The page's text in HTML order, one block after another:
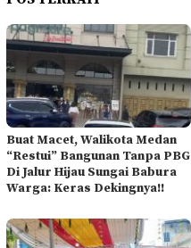
Buat Macet, Walikota Medan
“Restui” Bangunan Tanpa PBG
Di Jalur Hijau Sungai Babura
Warga: Keras Dekingnya!!